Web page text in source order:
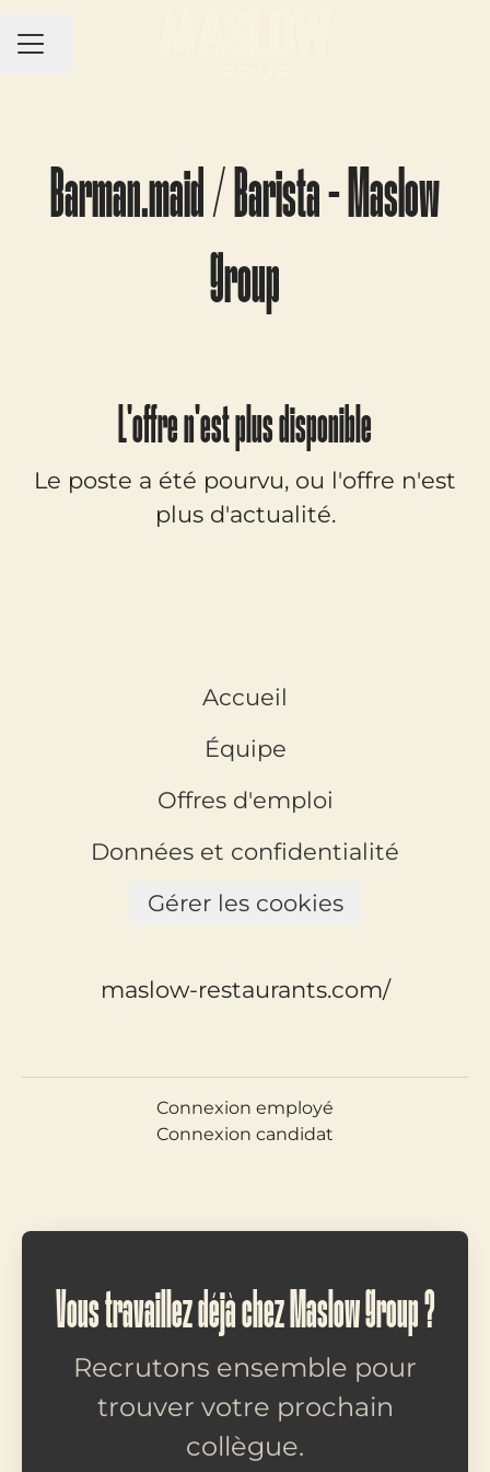
MENU CARRIÈRE
Partager la page
Barman.maid / Barista - Maslow
Group
L'offre n'est plus disponible
Le poste a été pourvu, ou l'offre n'est
plus d'actualité.
Accueil
Équipe
Offres d'emploi
Données et confidentialité
Gérer les cookies
maslow-restaurants.com/
Connexion employé
Connexion candidat
Vous travaillez déjà chez Maslow Group ?
Recrutons ensemble pour
trouver votre prochain
collègue.